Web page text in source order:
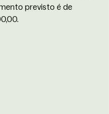
previsto é de